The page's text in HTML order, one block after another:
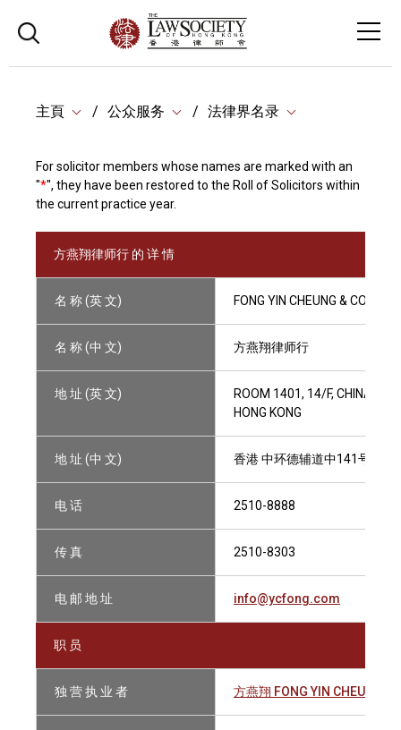
主頁 公众服务 法律界名录
For solicitor members whose names are marked with an
"*", they have been restored to the Roll of Solicitors within
the current practice year.
方燕翔律师行 的 详 情
名 称 (英 文) FONG YIN CHEUNG & CO.
名 称 (中 文) 方燕翔律师行
地 址 (英 文)
ROOM 1401, 14/F, CHINA
HONG KONG
地 址 (中 文) 香港 中环德辅道中141号 中
电 话 2510-8888
传 真 2510-8303
电 邮 地 址 info@ycfong.com
职 员
独 营 执 业 者 方燕翔 FONG YIN CHEUNG